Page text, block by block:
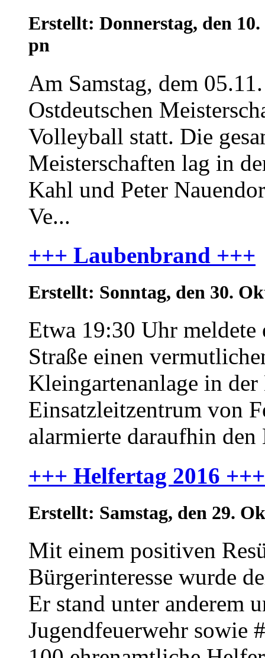
Erstellt: Donnerstag, den
pn
Am Samstag, dem
Ostdeutschen
Volleyball statt. Die
Meisterschaften lag in
Kahl und Peter
Ve...
+++ Laubenbrand +++
Erstellt: Sonntag, den 30.
Etwa 19:30 Uhr
Straße einen
Kleingartenanlage in der
Einsatzleitzentrum von
alarmierte daraufhin
+++ Helfertag 2016 +++
Erstellt: Samstag, den 29.
Mit einem positiven
Bürgerinteresse wurde
Er stand unter anderem
Jugendfeuerwehr sowie